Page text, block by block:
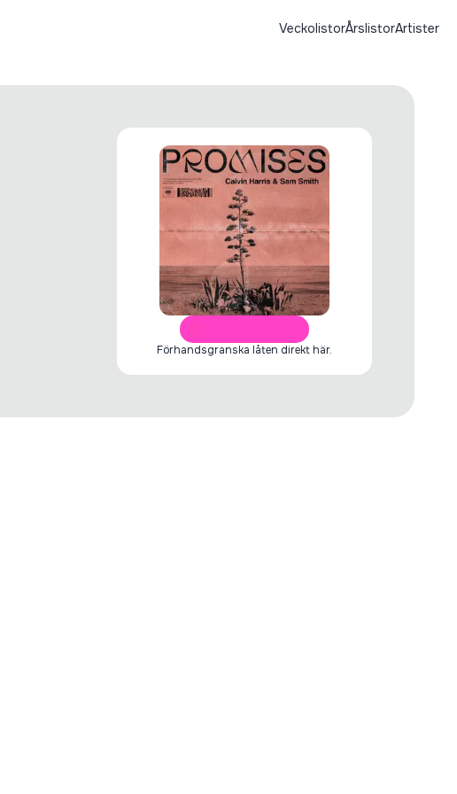
VeckolistorÅrslistorArtister
Förhandsgranska låten direkt här.